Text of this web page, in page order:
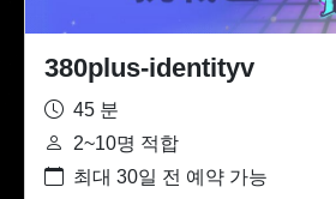
380plus-identityv
45 분
2~10명 적합
최대 30일 전 예약 가능